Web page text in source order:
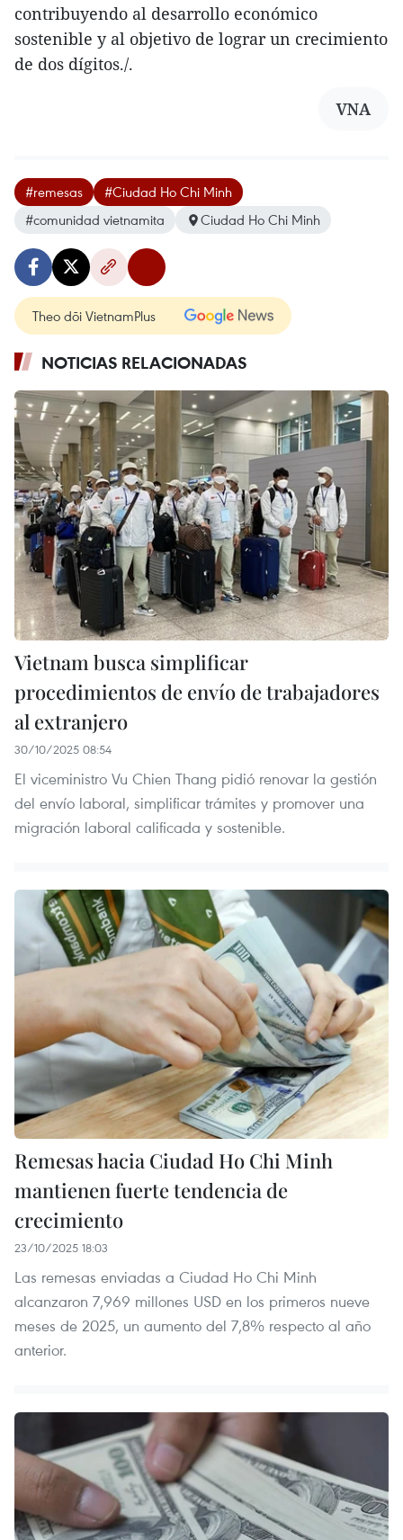
contribuyendo al desarrollo económico
sostenible y al objetivo de lograr un crecimiento
de dos dígitos./.
VNA
#remesas
#Ciudad Ho Chi Minh
#comunidad vietnamita
Ciudad Ho Chi Minh
Theo dõi VietnamPlus
NOTICIAS RELACIONADAS
Vietnam busca simplificar
procedimientos de envío de trabajadores
al extranjero
30/10/2025 08:54
El viceministro Vu Chien Thang pidió renovar la gestión
del envío laboral, simplificar trámites y promover una
migración laboral calificada y sostenible.
Remesas hacia Ciudad Ho Chi Minh
mantienen fuerte tendencia de
crecimiento
23/10/2025 18:03
Las remesas enviadas a Ciudad Ho Chi Minh
alcanzaron 7,969 millones USD en los primeros nueve
meses de 2025, un aumento del 7,8% respecto al año
anterior.